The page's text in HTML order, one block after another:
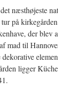
næsthøjeste
på
der blev
mad til
ligger